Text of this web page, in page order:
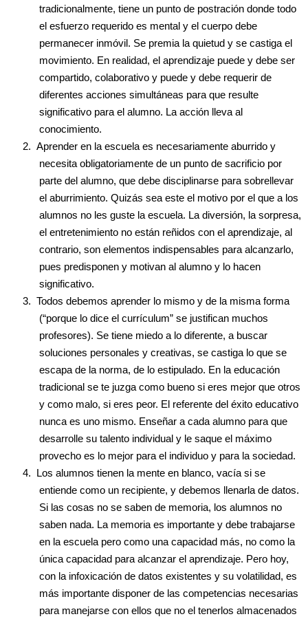
tradicionalmente, tiene un punto de postración donde todo
el esfuerzo requerido es mental y el cuerpo debe
permanecer inmóvil. Se premia la quietud y se castiga el
movimiento. En realidad, el aprendizaje puede y debe ser
compartido, colaborativo y puede y debe requerir de
diferentes acciones simultáneas para que resulte
significativo para el alumno. La acción lleva al
conocimiento.
2. Aprender en la escuela es necesariamente aburrido y
necesita obligatoriamente de un punto de sacrificio por
parte del alumno, que debe disciplinarse para sobrellevar
el aburrimiento. Quizás sea este el motivo por el que a los
alumnos no les guste la escuela. La diversión, la sorpresa,
el entretenimiento no están reñidos con el aprendizaje, al
contrario, son elementos indispensables para alcanzarlo,
pues predisponen y motivan al alumno y lo hacen
significativo.
3. Todos debemos aprender lo mismo y de la misma forma
(“porque lo dice el currículum” se justifican muchos
profesores). Se tiene miedo a lo diferente, a buscar
soluciones personales y creativas, se castiga lo que se
escapa de la norma, de lo estipulado. En la educación
tradicional se te juzga como bueno si eres mejor que otros
y como malo, si eres peor. El referente del éxito educativo
nunca es uno mismo. Enseñar a cada alumno para que
desarrolle su talento individual y le saque el máximo
provecho es lo mejor para el individuo y para la sociedad.
4. Los alumnos tienen la mente en blanco, vacía si se
entiende como un recipiente, y debemos llenarla de datos.
Si las cosas no se saben de memoria, los alumnos no
saben nada. La memoria es importante y debe trabajarse
en la escuela pero como una capacidad más, no como la
única capacidad para alcanzar el aprendizaje. Pero hoy,
con la infoxicación de datos existentes y su volatilidad, es
más importante disponer de las competencias necesarias
para manejarse con ellos que no el tenerlos almacenados